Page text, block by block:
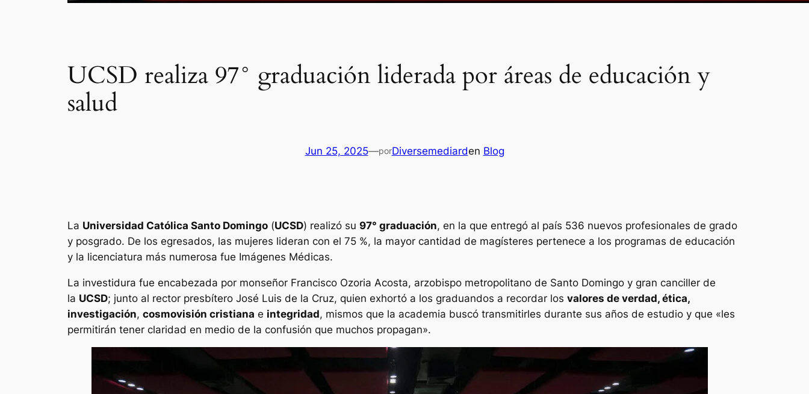
UCSD realiza 97° graduación liderada por áreas de educación y
salud
Jun 25, 2025—porDiversemediarden Blog
La Universidad Católica Santo Domingo (UCSD) realizó su 97° graduación, en la que entregó al país 536 nuevos profesionales de grado
y posgrado. De los egresados, las mujeres lideran con el 75 %, la mayor cantidad de magísteres pertenece a los programas de educación
y la licenciatura más numerosa fue Imágenes Médicas.
La investidura fue encabezada por monseñor Francisco Ozoria Acosta, arzobispo metropolitano de Santo Domingo y gran canciller de
la UCSD; junto al rector presbítero José Luis de la Cruz, quien exhortó a los graduandos a recordar los valores de verdad, ética,
investigación, cosmovisión cristiana e integridad, mismos que la academia buscó transmitirles durante sus años de estudio y que «les
permitirán tener claridad en medio de la confusión que muchos propagan».